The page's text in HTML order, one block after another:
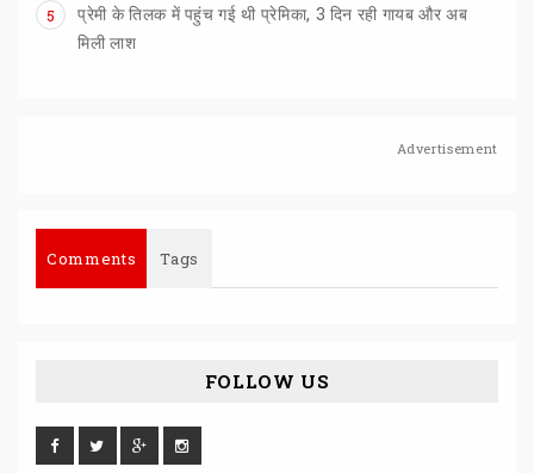
5
प्रेमी के तिलक में पहुंच गई थी प्रेमिका, 3 दिन रही गायब और अब
मिली लाश
Advertisement
Comments Tags
FOLLOW US